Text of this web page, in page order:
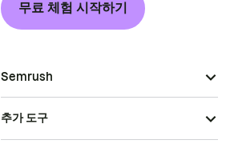
무료 체험 시작하기
Semrush
추가 도구